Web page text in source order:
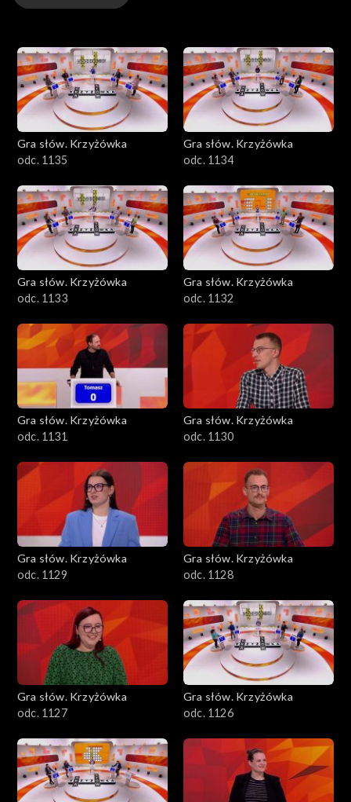
Gra słów. Krzyżówka
odc. 1135
Gra słów. Krzyżówka
odc. 1134
Gra słów. Krzyżówka
odc. 1133
Gra słów. Krzyżówka
odc. 1132
Gra słów. Krzyżówka
odc. 1131
Gra słów. Krzyżówka
odc. 1130
Gra słów. Krzyżówka
odc. 1129
Gra słów. Krzyżówka
odc. 1128
Gra słów. Krzyżówka
odc. 1127
Gra słów. Krzyżówka
odc. 1126